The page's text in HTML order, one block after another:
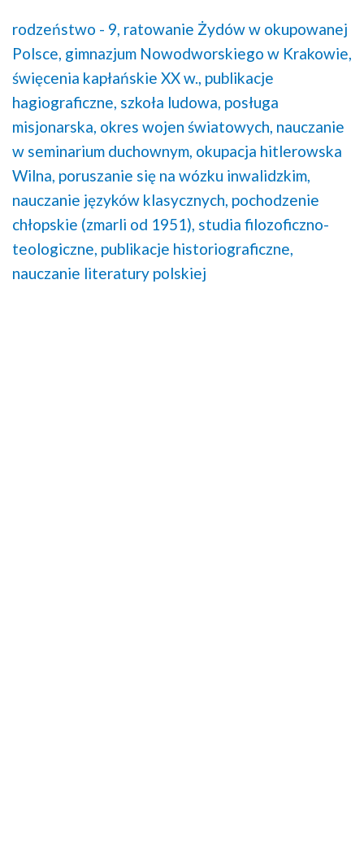
rodzeństwo - 9, ratowanie Żydów w okupowanej
Polsce, gimnazjum Nowodworskiego w Krakowie,
święcenia kapłańskie XX w., publikacje
hagiograficzne, szkoła ludowa, posługa
misjonarska, okres wojen światowych, nauczanie
w seminarium duchownym, okupacja hitlerowska
Wilna, poruszanie się na wózku inwalidzkim,
nauczanie języków klasycznych, pochodzenie
chłopskie (zmarli od 1951), studia filozoficzno-
teologiczne, publikacje historiograficzne,
nauczanie literatury polskiej